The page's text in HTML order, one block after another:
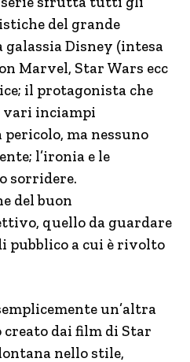
del grande
Disney (intesa
Marvel, Star Wars ecc
il protagonista che
vari inciampi
ma nessuno
l’ironia e le
sorridere.
del buon
quello da guardare
pubblico a cui è rivolto
un’altra
dai film di Star
nello stile,